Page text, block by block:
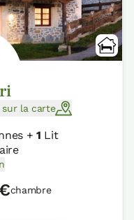
la carte
+ 1 Lit
chambre